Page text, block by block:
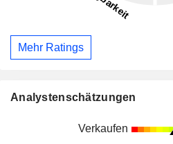
Mehr Ratings
Analystenschätzungen
Verkaufen